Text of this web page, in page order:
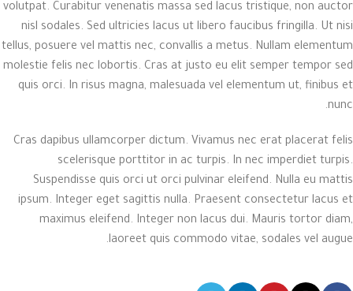
volutpat. Curabitur venenatis massa sed lacus tristique, non auctor
nisl sodales. Sed ultricies lacus ut libero faucibus fringilla. Ut nisi
tellus, posuere vel mattis nec, convallis a metus. Nullam elementum
molestie felis nec lobortis. Cras at justo eu elit semper tempor sed
quis orci. In risus magna, malesuada vel elementum ut, finibus et
nunc.
Cras dapibus ullamcorper dictum. Vivamus nec erat placerat felis
scelerisque porttitor in ac turpis. In nec imperdiet turpis.
Suspendisse quis orci ut orci pulvinar eleifend. Nulla eu mattis
ipsum. Integer eget sagittis nulla. Praesent consectetur lacus et
maximus eleifend. Integer non lacus dui. Mauris tortor diam,
laoreet quis commodo vitae, sodales vel augue.